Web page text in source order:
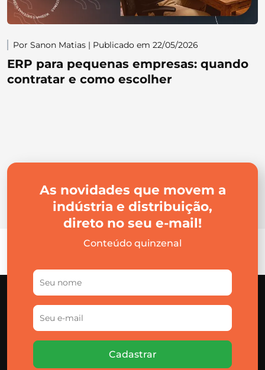
Por Sanon Matias | Publicado em 22/05/2026
ERP para pequenas empresas: quando
contratar e como escolher
As novidades que movem a
indústria e distribuição,
direto no seu e-mail!
Conteúdo quinzenal
Cadastrar